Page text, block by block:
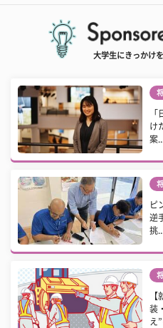
大学生にきっかけ
け
案...
ピ
逆
挑...
装
え”